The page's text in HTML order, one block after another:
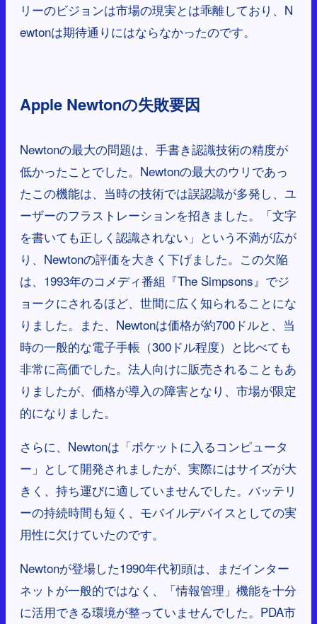
リーのビジョンは市場の現実とは乖離しており、N
ewtonは期待通りにはならなかったのです。
Apple Newtonの失敗要因
Newtonの最大の問題は、手書き認識技術の精度が
低かったことでした。Newtonの最大のウリであっ
たこの機能は、当時の技術では誤認識が多発し、ユ
ーザーのフラストレーションを招きました。「文字
を書いても正しく認識されない」という不満が広が
り、Newtonの評価を大きく下げました。この欠陥
は、1993年のコメディ番組『The Simpsons』でジ
ョークにされるほど、世間に広く知られることにな
りました。また、Newtonは価格が約700ドルと、当
時の一般的な電子手帳（300ドル程度）と比べても
非常に高価でした。法人向けに販売されることもあ
りましたが、価格が導入の障害となり、市場が限定
的になりました。
さらに、Newtonは「ポケットに入るコンピュータ
ー」として開発されましたが、実際にはサイズが大
きく、持ち運びに適していませんでした。バッテリ
ーの持続時間も短く、モバイルデバイスとしての実
用性に欠けていたのです。
Newtonが登場した1990年代初頭は、まだインター
ネットが一般的ではなく、「情報管理」機能を十分
に活用できる環境が整っていませんでした。PDA市